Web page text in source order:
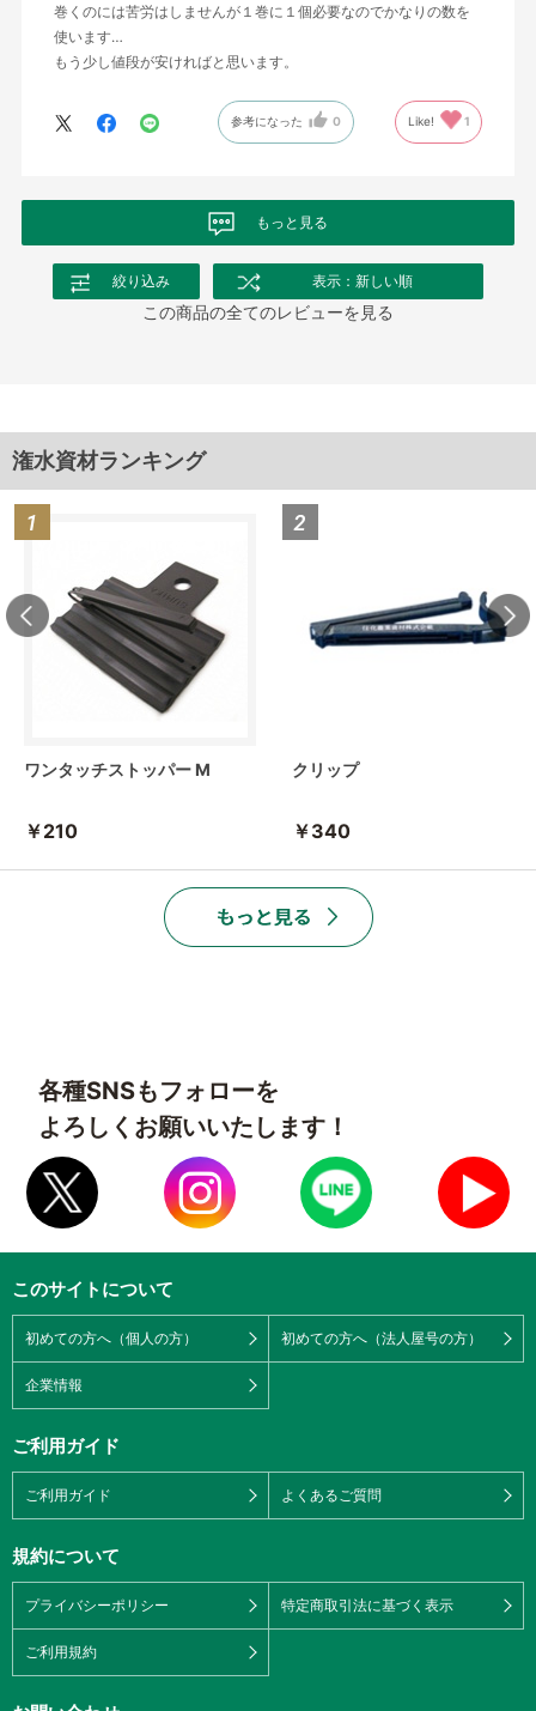
巻くのには苦労はしませんが１巻に１個必要なのでかなりの数を
使います…
もう少し値段が安ければと思います。
参考になった 0 Like! 1
もっと見る
絞り込み 表示：新しい順
この商品の全てのレビューを見る
潅水資材ランキング
ワンタッチストッパー M
￥210
クリップ
￥340
各種SNSもフォローを
よろしくお願いいたします！
このサイトについて
初めての方へ（個人の方） 初めての方へ（法人屋号の方）
企業情報
ご利用ガイド
ご利用ガイド よくあるご質問
規約について
プライバシーポリシー 特定商取引法に基づく表示
ご利用規約